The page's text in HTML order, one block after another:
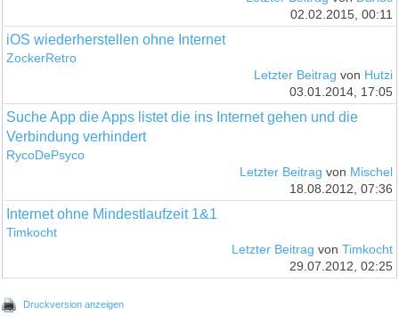
02.02.2015, 00:11
iOS wiederherstellen ohne Internet
ZockerRetro
Letzter Beitrag von Hutzi
03.01.2014, 17:05
Suche App die Apps listet die ins Internet gehen und die
Verbindung verhindert
RycoDePsyco
Letzter Beitrag von Mischel
18.08.2012, 07:36
Internet ohne Mindestlaufzeit 1&1
Timkocht
Letzter Beitrag von Timkocht
29.07.2012, 02:25
Druckversion anzeigen